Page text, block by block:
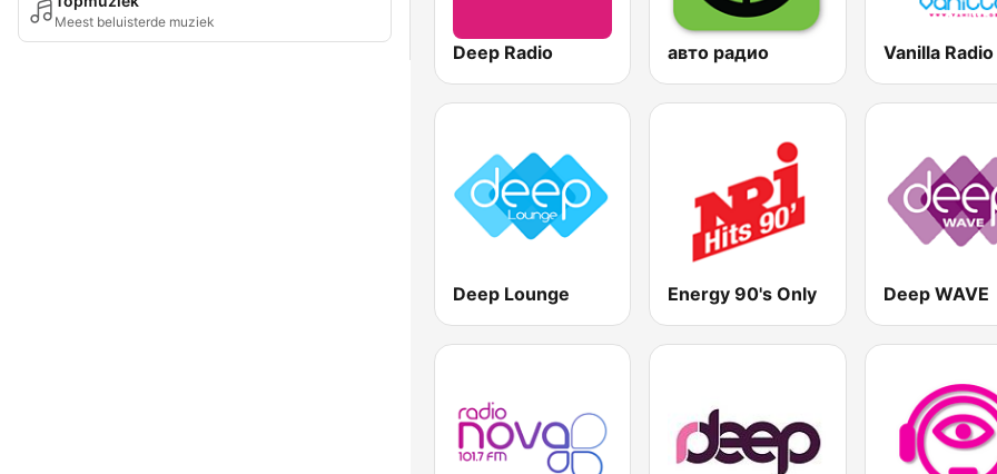
Meest beluisterde muziek
Deep Radio авто радио
Deep Lounge Energy 90's Only Deep WAVE